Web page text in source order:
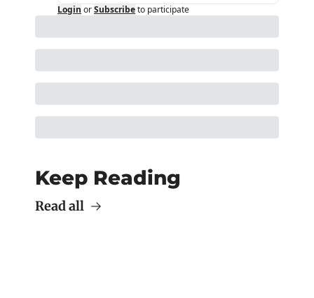
Login orSubscribeto participate
Keep Reading
Read all